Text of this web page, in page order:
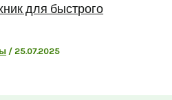
для быстрого
/ 25.07.2025